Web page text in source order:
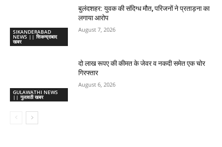
SIKANDERABAD
NEWS || सिकन्द्राबाद
खबर
बुलंदशहर: युवक की संदिग्ध मौत, परिजनों ने प्रताड़ना का
लगाया आरोप
August 7, 2026
GULAWATHI NEWS
|| गुलावठी खबर
दो लाख रूपए की कीमत के जेवर व नकदी समेत एक चोर
गिरफ्तार
August 6, 2026